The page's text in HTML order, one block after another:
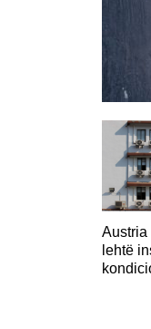
Austria
lehtë